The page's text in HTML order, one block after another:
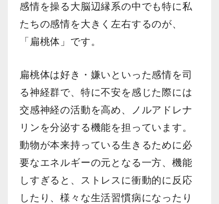
感情を操る大脳辺縁系の中でも特に私
たちの感情を大きく左右するのが、
「扁桃体」です。
扁桃体は好き・嫌いといった感情を司
る神経群で、特に不安を感じた際には
交感神経の活動を高め、ノルアドレナ
リンを分泌する機能を担っています。
動物が本来持っている生きるために必
要なエネルギーの元となる一方、機能
しすぎると、ストレスに衝動的に反応
したり、様々な生活習慣病になったり